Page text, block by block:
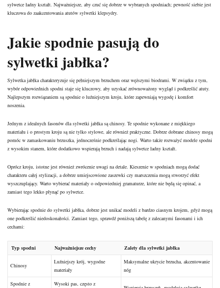
sylwetce ładny kształt. Najważniejsze, aby czuć się dobrze w wybranych spodniach; pewność siebie jest
kluczowa do zaakcentowania atutów sylwetki klepsydry.
Jakie spodnie pasują do
sylwetki jabłka?
Sylwetka jabłka charakteryzuje się pełniejszym brzuchem oraz węższymi biodrami. W związku z tym,
wybór odpowiednich spodni staje się kluczowy, aby uzyskać zrównoważony wygląd i podkreślić atuty.
Najlepszym rozwiązaniem są spodnie o luźniejszym kroju, które zapewniają wygodę i komfort
noszenia.
Jednym z idealnych fasonów dla sylwetki jabłka są chinosy. Te spodnie wykonane z miękkiego
materiału i o prostym kroju są nie tylko stylowe, ale również praktyczne. Dobrze dobrane chinosy mogą
pomóc w zamaskowaniu brzuszka, jednocześnie podkreślając nogi. Warto także rozważyć modele spodni
z wysokim stanem, które dodatkowo wspierają brzuch i nadają sylwetce ładny kształt.
Oprócz kroju, istotne jest również zwrócenie uwagi na detale. Kieszenie w spodniach mogą dodać
charakteru całej stylizacji, a dobrze umiejscowione zaszewki czy marszczenia mogą stworzyć efekt
wyszczuplający. Warto wybierać materiały o odpowiedniej gramaturze, które nie będą się opinać, a
zamiast tego lekko płynąć po sylwetce.
Wybierając spodnie do sylwetki jabłka, dobrze jest unikać modeli z bardzo ciasnym krojem, gdyż mogą
one podkreślić niedoskonałości. Zamiast tego, sprawdź poniższą tabelę z zalecanymi fasonami i ich
cechami:
Typ spodni Najważniejsze cechy Zalety dla sylwetki jabłka
Chinosy
Luźniejszy krój, wygodne
materiały
Maksymalne ukrycie brzucha, akcentowanie
nóg
Spodnie z
Wysoki pas, często z